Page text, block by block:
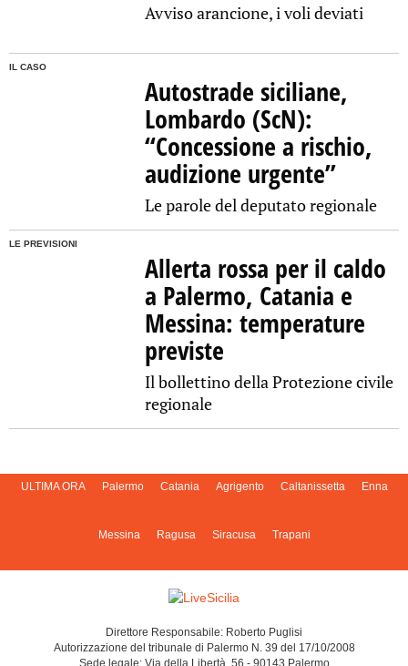
Avviso arancione, i voli deviati
IL CASO
Autostrade siciliane,
Lombardo (ScN):
“Concessione a rischio,
audizione urgente”
Le parole del deputato regionale
LE PREVISIONI
Allerta rossa per il caldo
a Palermo, Catania e
Messina: temperature
previste
Il bollettino della Protezione civile
regionale
ULTIMA ORA Palermo Catania Agrigento Caltanissetta Enna
Messina Ragusa Siracusa Trapani
Direttore Responsabile: Roberto Puglisi
Autorizzazione del tribunale di Palermo N. 39 del 17/10/2008